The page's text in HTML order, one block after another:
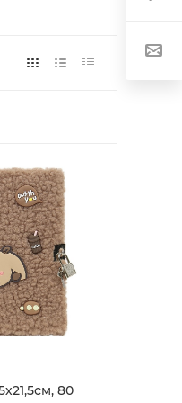
80